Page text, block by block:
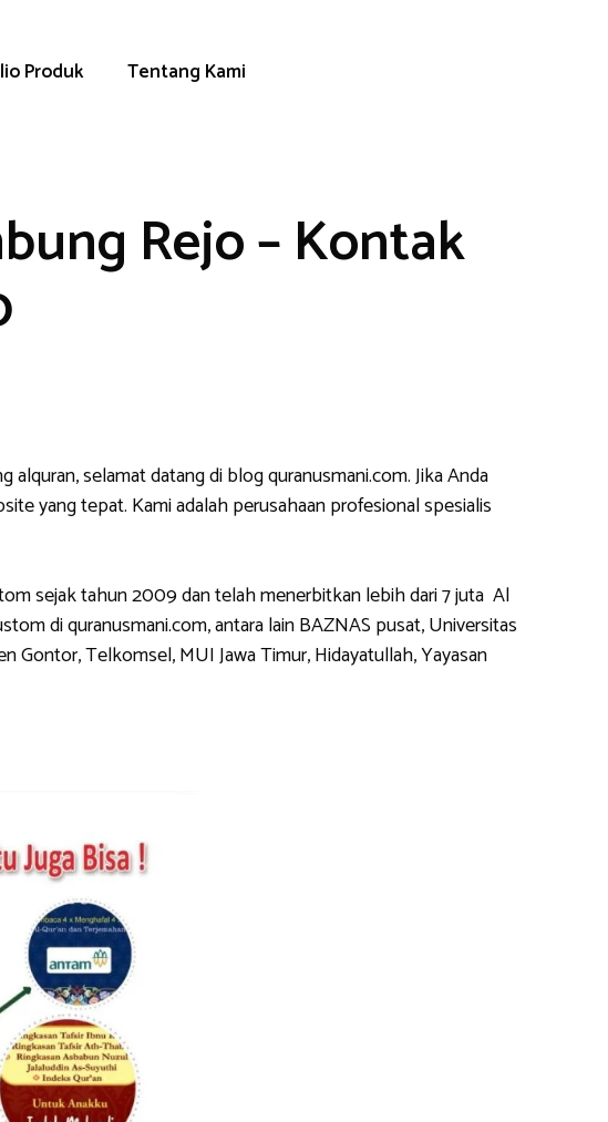
Produk Tentang Kami
Rejo – Kontak
alquran, selamat datang di blog quranusmani.com. Jika Anda
yang tepat. Kami adalah perusahaan profesional spesialis
sejak tahun 2009 dan telah menerbitkan lebih dari 7 juta Al
di quranusmani.com, antara lain BAZNAS pusat, Universitas
Gontor, Telkomsel, MUI Jawa Timur, Hidayatullah, Yayasan